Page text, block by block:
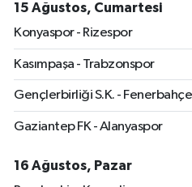
15 Ağustos, Cumartesi
Konyaspor - Rizespor
Kasımpaşa - Trabzonspor
Gençlerbirliği S.K. - Fenerbahçe
Gaziantep FK - Alanyaspor
16 Ağustos, Pazar